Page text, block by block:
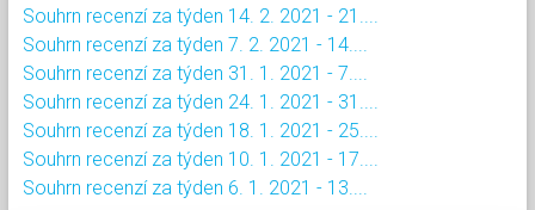
Souhrn recenzí za týden 14. 2. 2021 - 21....
Souhrn recenzí za týden 7. 2. 2021 - 14....
Souhrn recenzí za týden 31. 1. 2021 - 7....
Souhrn recenzí za týden 24. 1. 2021 - 31....
Souhrn recenzí za týden 18. 1. 2021 - 25....
Souhrn recenzí za týden 10. 1. 2021 - 17....
Souhrn recenzí za týden 6. 1. 2021 - 13....